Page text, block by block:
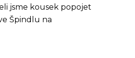
jsme kousek popojet
Špindlu na